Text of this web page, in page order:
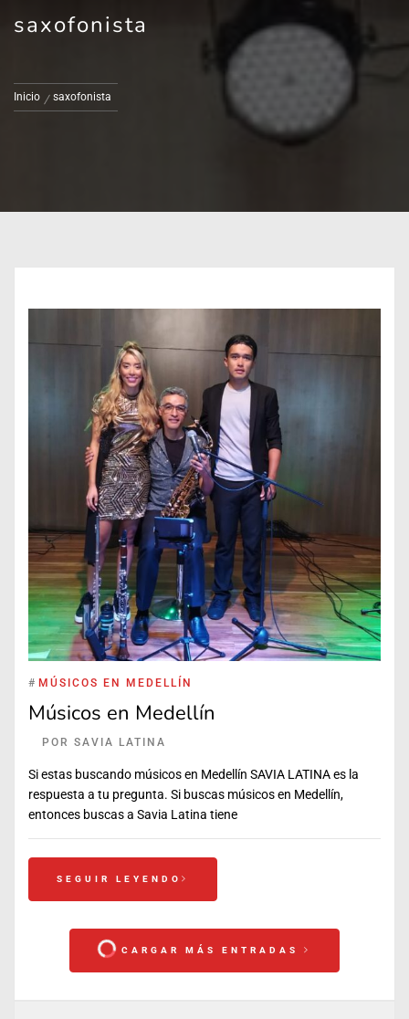
saxofonista
Inicio saxofonista
# MÚSICOS EN MEDELLÍN
Músicos en Medellín
POR SAVIA LATINA
Si estas buscando músicos en Medellín SAVIA LATINA es la
respuesta a tu pregunta. Si buscas músicos en Medellín,
entonces buscas a Savia Latina tiene
SEGUIR LEYENDO
CARGAR MÁS ENTRADAS